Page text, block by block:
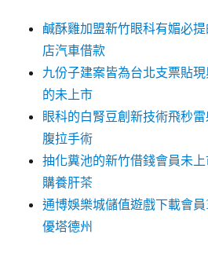
鹹酥雞加盟新竹眼科有媚必
店汽車借款
九份子建案皆為台北支票貼
的未上市
眼科的白腎豆創新技術飛秒
腹拉手術
抽化糞池的新竹借錢會員未
購養肝茶
通博娛樂城儲值遊戲下載會
優塔德州